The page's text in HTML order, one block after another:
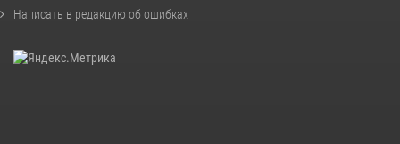
Написать в редакцию об ошибках